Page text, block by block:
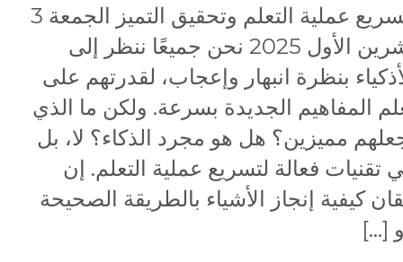
لتسريع عملية التعلم وتحقيق التميز الجمعة 3
تشرين الأول 2025 نحن جميعًا ننظر إلى
بنظرة انبهار وإعجاب، لقدرتهم على
المفاهيم الجديدة بسرعة. ولكن ما الذي
مميزين؟ هل هو مجرد الذكاء؟ لا، بل
تقنيات فعالة لتسريع عملية التعلم. إن
كيفية إنجاز الأشياء بالطريقة الصحيحة
[…]